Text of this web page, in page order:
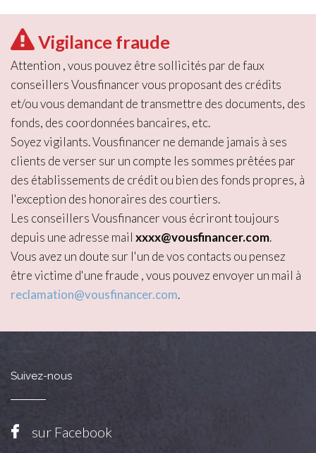
Vigilance fraude
Attention , vous pouvez être sollicités par de faux
conseillers Vousfinancer vous proposant des crédits
et/ou vous demandant de transmettre des documents, des
fonds, des coordonnées bancaires, etc.
Soyez vigilants. Vousfinancer ne demande jamais à ses
clients de verser sur un compte les sommes prêtées par
des établissements de crédit ou bien des fonds propres, à
l'exception des honoraires des courtiers.
Les conseillers Vousfinancer vous écriront toujours
depuis une adresse mail xxxx@vousfinancer.com.
Vous avez un doute sur l'un de vos contacts ou pensez
être victime d'une fraude , vous pouvez envoyer un mail à
reclamation@vousfinancer.com.
Suivez-nous
sur Facebook